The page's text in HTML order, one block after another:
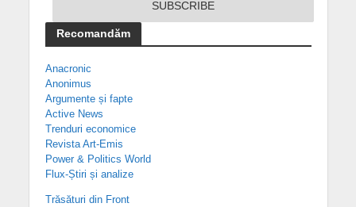
Recomandăm
Anacronic
Anonimus
Argumente și fapte
Active News
Trenduri economice
Revista Art-Emis
Power & Politics World
Flux-Știri și analize
Trăsături din Front